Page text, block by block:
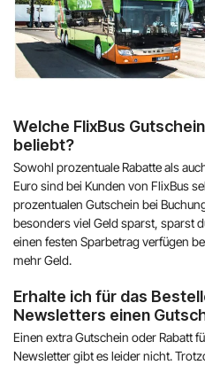
Welche FlixBus
beliebt?
Sowohl prozentuale Rabatte als
Euro sind bei Kunden von FlixBus
prozentualen Gutschein bei
besonders viel Geld sparst, sparst
einen festen Sparbetrag verfügen
mehr Geld.
Erhalte ich für das
Newsletters einen
Einen extra Gutschein oder Rabatt
Newsletter gibt es leider nicht.